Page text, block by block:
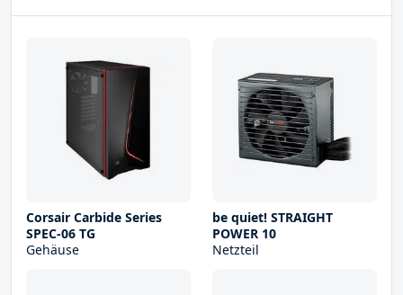
Corsair Carbide Series
SPEC-06 TG
Gehäuse
be quiet! STRAIGHT
POWER 10
Netzteil